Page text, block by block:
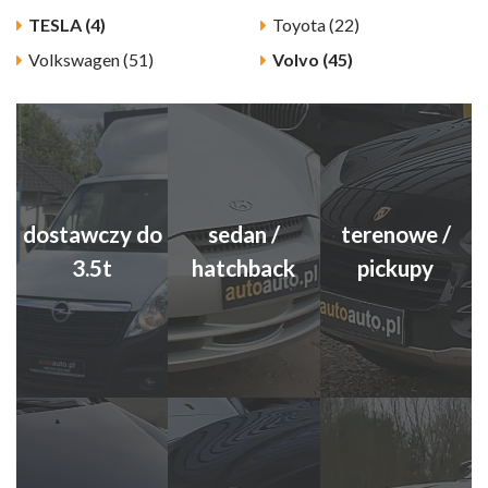
TESLA (4)
Toyota (22)
Volkswagen (51)
Volvo (45)
dostawczy do
3.5t
sedan /
hatchback
terenowe /
pickupy